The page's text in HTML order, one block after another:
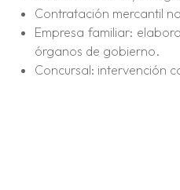
Contratación mercantil
Empresa familiar:
órganos de gobierno.
Concursal: intervención